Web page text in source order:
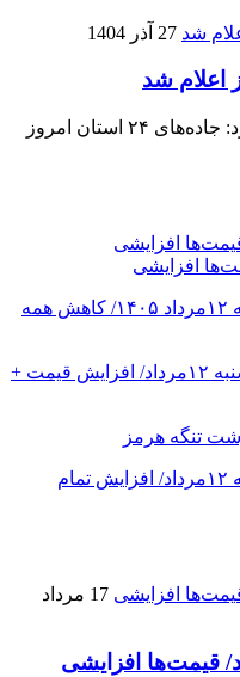
27 آذر 1404
اعلام شد
مرکز مدیریت راه‌های کشور اعلام کرد: جاده‌های ۲۴ استان امروز
قیمت طلا و سکه امروز دوشنبه ۱۲مرداد ۱۴۰۵/ کاهش همه
قیمت طلای ۱۸عیار امروز دوشنبه ۱۲مرداد/ افزایش قیمت +
تنگه هرمز
قیمت طلا و سکه امروز دوشنبه ۱۲مرداد/ افزایش تمام
17 مرداد